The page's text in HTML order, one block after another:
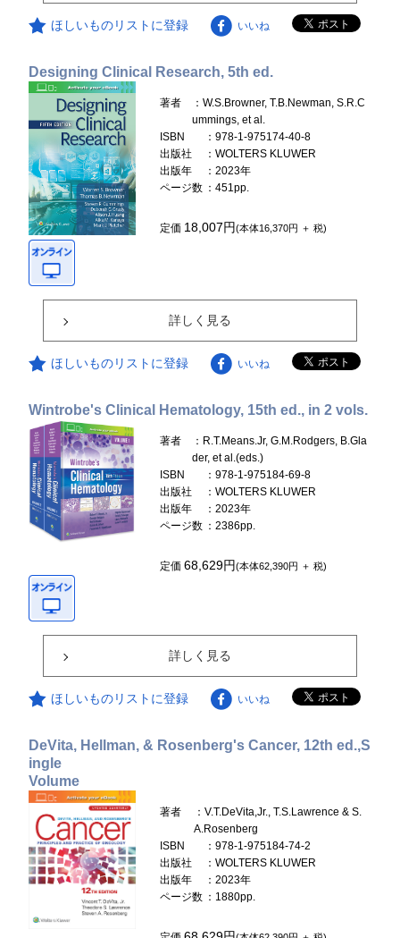
ほしいものリストに登録 いいね
Designing Clinical Research, 5th ed.
著者
：W.S.Browner, T.B.Newman, S.R.C
ummings, et al.
ISBN
：978-1-975174-40-8
出版社
：WOLTERS KLUWER
出版年
：2023年
ページ数 ：451pp.
定価 18,007円(本体16,370円 ＋ 税)
詳しく見る
ほしいものリストに登録 いいね
Wintrobe's Clinical Hematology, 15th ed., in 2 vols.
著者
：R.T.Means.Jr, G.M.Rodgers, B.Gla
der, et al.(eds.)
ISBN
：978-1-975184-69-8
出版社
：WOLTERS KLUWER
出版年
：2023年
ページ数 ：2386pp.
定価68,629円(本体62,390円 ＋ 税)
詳しく見る
ほしいものリストに登録 いいね
DeVita, Hellman, & Rosenberg's Cancer, 12th ed.,S
ingle
Volume
著者
：V.T.DeVita,Jr., T.S.Lawrence & S.
A.Rosenberg
ISBN
：978-1-975184-74-2
出版社
：WOLTERS KLUWER
出版年
：2023年
ページ数 ：1880pp.